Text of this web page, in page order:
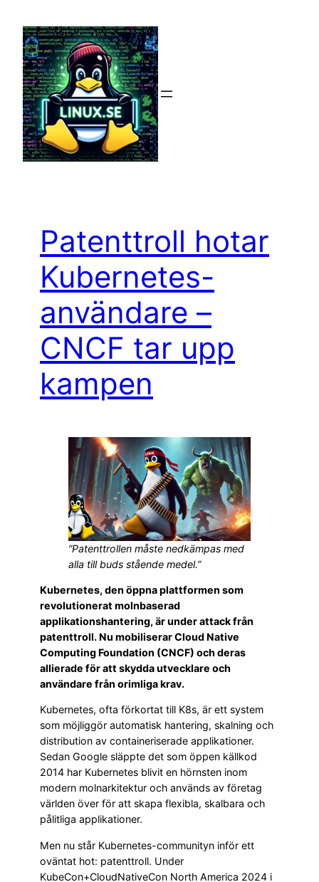
innehåll
Patenttroll hotar
Kubernetes-
användare –
CNCF tar upp
kampen
”Patenttrollen måste nedkämpas med
alla till buds stående medel.”
Kubernetes, den öppna plattformen som
revolutionerat molnbaserad
applikationshantering, är under attack från
patenttroll. Nu mobiliserar Cloud Native
Computing Foundation (CNCF) och deras
allierade för att skydda utvecklare och
användare från orimliga krav.
Kubernetes, ofta förkortat till K8s, är ett system
som möjliggör automatisk hantering, skalning och
distribution av containeriserade applikationer.
Sedan Google släppte det som öppen källkod
2014 har Kubernetes blivit en hörnsten inom
modern molnarkitektur och används av företag
världen över för att skapa flexibla, skalbara och
pålitliga applikationer.
Men nu står Kubernetes-communityn inför ett
oväntat hot: patenttroll. Under
KubeCon+CloudNativeCon North America 2024 i